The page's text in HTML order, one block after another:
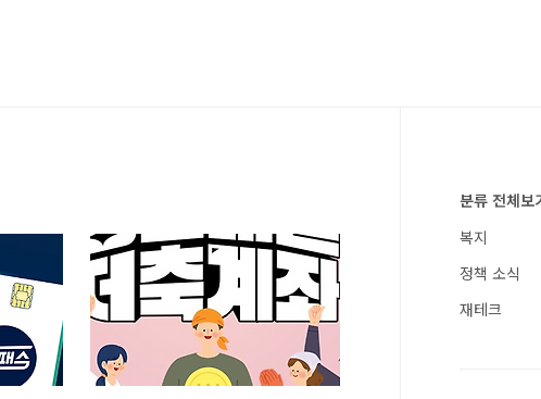
분류 전체보
복지
정책 소식
재테크